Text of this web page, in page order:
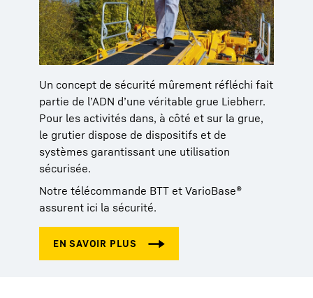
Un concept de sécurité mûrement réfléchi fait
partie de l’ADN d’une véritable grue Liebherr.
Pour les activités dans, à côté et sur la grue,
le grutier dispose de dispositifs et de
systèmes garantissant une utilisation
sécurisée.
Notre télécommande BTT et VarioBase®
assurent ici la sécurité.